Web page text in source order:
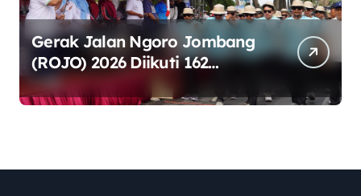
Gerak Jalan Ngoro Jombang
(ROJO) 2026 Diikuti 162
Peserta, Bupati Jombang
Tekankan Disiplin dan